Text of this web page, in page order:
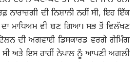
ਨਾਰਾਜ਼ਗੀ ਦੀ ਨਿਸ਼ਾਨੀ ਨਹੀਂ ਸੀ, ਇਹ ਇੱਕ
ਮਾਧਿਅਮ ਵੀ ਬਣ ਗਿਆ। ਸਭ ਤੋਂ ਵਿਲੱਖਣ
ਦੀ ਅਗਵਾਈ ਡਿਸਕਾਰਡ ਵਰਗੇ ਗੇਮਿੰਗ
ਸੀ ਅਤੇ ਇਸ ਰਾਹੀਂ ਨੇਪਾਲ ਨੂੰ ਆਪਣੀ ਅਗਲੀ